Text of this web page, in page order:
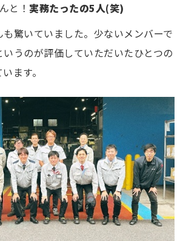
と！ 実務たったの5人(笑)
驚いていました。少ないメンバーで
うのが評価していただいたひとつの
ます。